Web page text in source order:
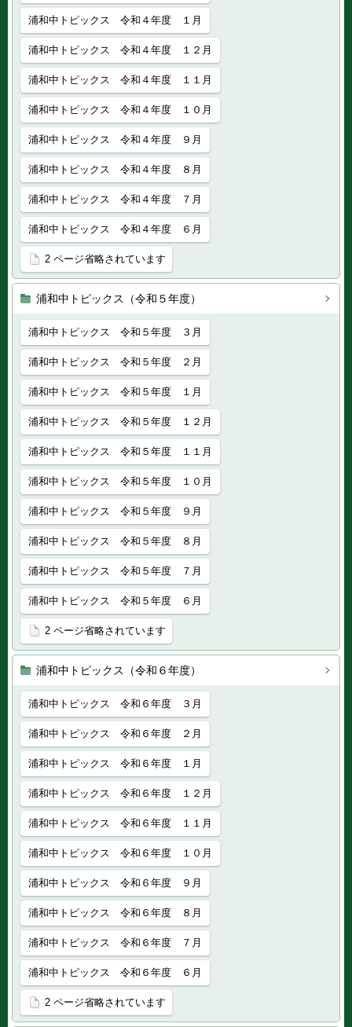
浦和中トピックス 令和４年度 １月
浦和中トピックス 令和４年度 １２月
浦和中トピックス 令和４年度 １１月
浦和中トピックス 令和４年度 １０月
浦和中トピックス 令和４年度 ９月
浦和中トピックス 令和４年度 ８月
浦和中トピックス 令和４年度 ７月
浦和中トピックス 令和４年度 ６月
2 ページ省略されています
浦和中トピックス（令和５年度）
浦和中トピックス 令和５年度 ３月
浦和中トピックス 令和５年度 ２月
浦和中トピックス 令和５年度 １月
浦和中トピックス 令和５年度 １２月
浦和中トピックス 令和５年度 １１月
浦和中トピックス 令和５年度 １０月
浦和中トピックス 令和５年度 ９月
浦和中トピックス 令和５年度 ８月
浦和中トピックス 令和５年度 ７月
浦和中トピックス 令和５年度 ６月
2 ページ省略されています
浦和中トピックス（令和６年度）
浦和中トピックス 令和６年度 ３月
浦和中トピックス 令和６年度 ２月
浦和中トピックス 令和６年度 １月
浦和中トピックス 令和６年度 １２月
浦和中トピックス 令和６年度 １１月
浦和中トピックス 令和６年度 １０月
浦和中トピックス 令和６年度 ９月
浦和中トピックス 令和６年度 ８月
浦和中トピックス 令和６年度 ７月
浦和中トピックス 令和６年度 ６月
2 ページ省略されています